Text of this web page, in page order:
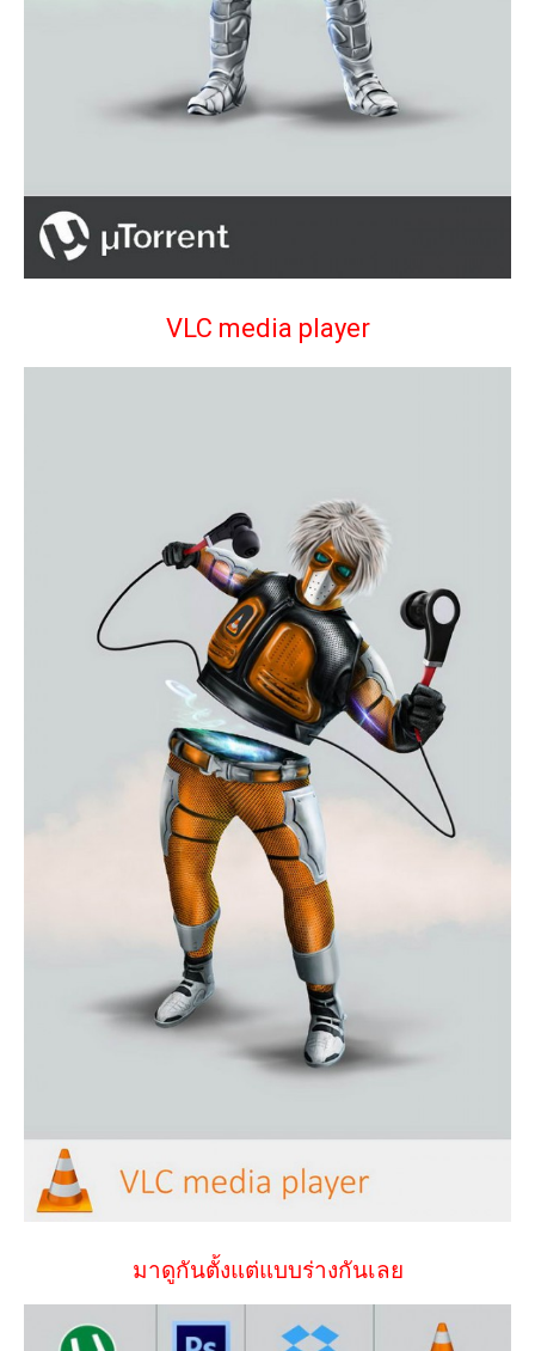
VLC media player
มาดูกันตั้งแต่แบบร่างกันเลย